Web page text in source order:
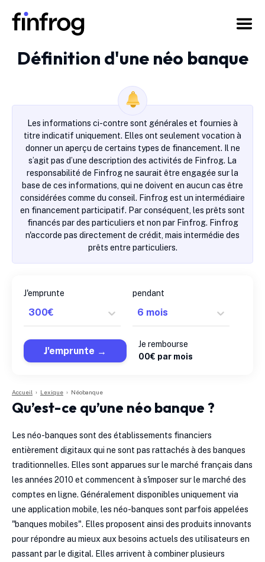
Définition d'une néo banque
Les informations ci-contre sont générales et fournies à
titre indicatif uniquement. Elles ont seulement vocation à
donner un aperçu de certains types de financement. Il ne
s’agit pas d’une description des activités de Finfrog. La
responsabilité de Finfrog ne saurait être engagée sur la
base de ces informations, qui ne doivent en aucun cas être
considérées comme du conseil. Finfrog est un intermédiaire
en financement participatif. Par conséquent, les prêts sont
financés par des particuliers et non par Finfrog. Finfrog
n'accorde pas directement de crédit, mais intermédie des
prêts entre particuliers.
J'emprunte pendant
J'emprunte
Je rembourse
00€ par mois
Accueil › Lexique › Néobanque
Qu’est-ce qu’une néo banque ?
Les néo-banques sont des établissements financiers
entièrement digitaux qui ne sont pas rattachés à des banques
traditionnelles. Elles sont apparues sur le marché français dans
les années 2010 et commencent à s'imposer sur le marché des
comptes en ligne. Généralement disponibles uniquement via
une application mobile, les néo-banques sont parfois appelées
"banques mobiles". Elles proposent ainsi des produits innovants
pour répondre au mieux aux besoins actuels des utilisateurs en
passant par le digital. Elles arrivent à combiner plusieurs